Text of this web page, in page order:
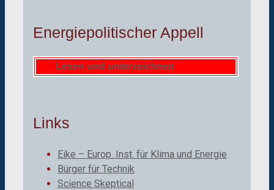
Energiepolitischer Appell
Lesen und unterzeichnen
Links
Eike – Europ. Inst. für Klima und Energie
Bürger für Technik
Science Skeptical